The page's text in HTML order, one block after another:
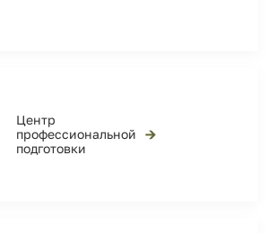
Центр
профессиональной
подготовки
→